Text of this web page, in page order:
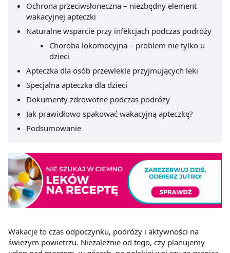
Ochrona przeciwsłoneczna – niezbędny element
wakacyjnej apteczki
Naturalne wsparcie przy infekcjach podczas podróży
Choroba lokomocyjna – problem nie tylko u
dzieci
Apteczka dla osób przewlekle przyjmujących leki
Specjalna apteczka dla dzieci
Dokumenty zdrowotne podczas podróży
Jak prawidłowo spakować wakacyjną apteczkę?
Podsumowanie
Wakacje to czas odpoczynku, podróży i aktywności na
świeżym powietrzu. Niezależnie od tego, czy planujemy